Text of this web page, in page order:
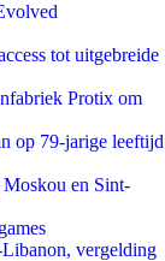
tot uitgebreide
Protix om
op 79-jarige leeftijd
en Sint-
vergelding